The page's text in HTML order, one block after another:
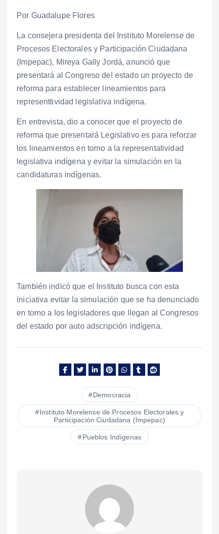
Por Guadalupe Flores
La consejera presidenta del Instituto Morelense de
Procesos Electorales y Participación Ciudadana
(Impepac), Mireya Gally Jordá, anunció que
presentará al Congreso del estado un proyecto de
reforma para establecer lineamientos para
representtividad legislativa indígena.
En entrevista, dio a conocer que el proyecto de
reforma que presentará Legislativo es para reforzar
los lineamientos en torno a la representatividad
legislativa indígena y evitar la simulación en la
candidaturas indígenas.
También indicó que el Instituto busca con esta
iniciativa evitar la simulación que se ha denunciado
en torno a los legisladores que llegan al Congresos
del estado por auto adscripción indígena.
Democracia
Instituto Morelense de Procesos Electorales y
Participación Ciudadana (Impepac)
Pueblos Indígenas